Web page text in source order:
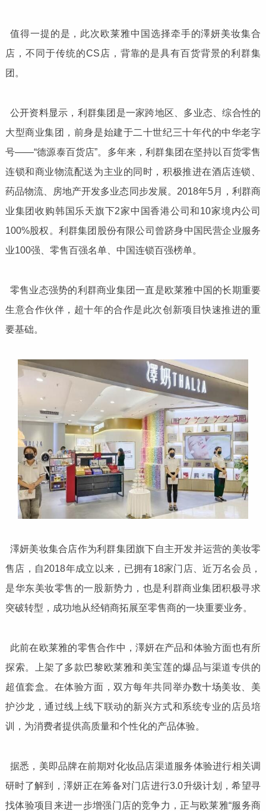
值得一提的是，此次欧莱雅中国选择牵手的澤妍美妆集合
店，不同于传统的CS店，背靠的是具有百货背景的利群集
团。
公开资料显示，利群集团是一家跨地区、多业态、综合性的
大型商业集团，前身是始建于二十世纪三十年代的中华老字
号——“德源泰百货店”。多年来，利群集团在坚持以百货零售
连锁和商业物流配送为主业的同时，积极推进在酒店连锁、
药品物流、房地产开发多业态同步发展。2018年5月，利群商
业集团收购韩国乐天旗下2家中国香港公司和10家境内公司
100%股权。利群集团股份有限公司曾跻身中国民营企业服务
业100强、零售百强名单、中国连锁百强榜单。
零售业态强势的利群商业集团一直是欧莱雅中国的长期重要
生意合作伙伴，超十年的合作是此次创新项目快速推进的重
要基础。
澤妍美妆集合店作为利群集团旗下自主开发并运营的美妆零
售店，自2018年成立以来，已拥有18家门店、近万名会员，
是华东美妆零售的一股新势力，也是利群商业集团积极寻求
突破转型，成功地从经销商拓展至零售商的一块重要业务。
此前在欧莱雅的零售合作中，澤妍在产品和体验方面也有所
探索。上架了多款巴黎欧莱雅和美宝莲的爆品与渠道专供的
超值套盒。在体验方面，双方每年共同举办数十场美妆、美
护沙龙，通过线上线下联动的新兴方式和系统专业的店员培
训，为消费者提供高质量和个性化的产品体验。
据悉，美即品牌在前期对化妆品店渠道服务体验进行相关调
研时了解到，澤妍正在筹备对门店进行3.0升级计划，希望寻
找体验项目来进一步增强门店的竞争力，正与欧莱雅“服务商